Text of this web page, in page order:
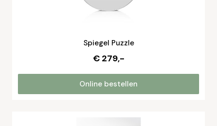
Spiegel Puzzle
€ 279,-
Online bestellen